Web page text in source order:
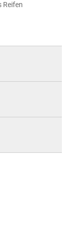
Reifen